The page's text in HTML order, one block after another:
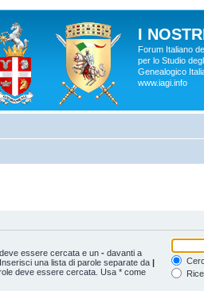
I
Forum Italiano
per lo Studio
Genealogico
www.iagi.info
essere cercata e un - davanti a
una lista di parole separate da |
deve essere cercata. Usa * come